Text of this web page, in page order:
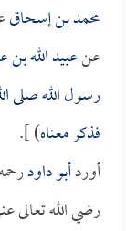
محمد بن إسحاق
عنعبيد الله
رسول الله صلى
فذكر معناه) ].
أوردأبو داود
رضي الله تعالى